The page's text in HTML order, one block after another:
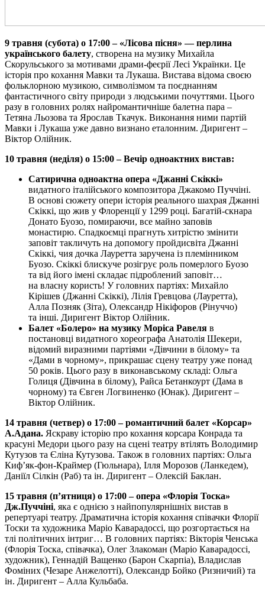
9 травня (субота) о 17:00– «Лісова пісня» — перлина
українського балету, створена на музику Михайла
Скорульського за мотивами драми-феєрії Лесі Українки. Це
історія про кохання Мавки та Лукаша. Вистава відома своєю
фольклорною музикою, символізмом та поєднанням
фантастичного світу природи з людськими почуттями. Цього
разу в головних ролях найромантичніше балетна пара –
Тетяна Льозова та Ярослав Ткачук. Виконання ними партій
Мавки і Лукаша уже давно визнано еталонним. Диригент –
Віктор Олійник.
10 травня (неділя) о 15:00– Вечір одноактних вистав:
Сатирична одноактна опера «Джанні Скіккі»
видатного італійського композитора Джакомо Пуччіні.
В основі сюжету опери історія реального шахрая Джанні
Скіккі, що жив у Флоренції у 1299 році. Багатій-скнара
Донато Буозо, помираючи, все майно заповів
монастирю. Спадкоємці прагнуть хитрістю змінити
заповіт такличуть на допомогу пройдисвіта Джанні
Скіккі, чия дочка Лауретта заручена із племінником
Буозо. Скіккі блискуче розігрує роль померлого Буозо
та від його імені складає підроблений заповіт…
на власну користь! У головних партіях: Михайло
Кірішев (Джанні Скіккі), Лілія Гревцова (Лауретта),
Алла Позняк (Зіта), Олександр Нікіфоров (Рінуччо)
та інші. Диригент Віктор Олійник.
Балет «Болеро» на музику Моріса Равеля в
постановці видатного хореографа Анатолія Шекери,
відомий виразними партіями «Дівчини в білому» та
«Дами в чорному», прикрашає сцену театру уже понад
50 років. Цього разу в виконавському складі: Ольга
Голиця (Дівчина в білому), Райса Бетанкоурт (Дама в
чорному) та Євген Логвиненко (Юнак). Диригент –
Віктор Олійник.
14 травня (четвер) о 17:00– романтичний балет «Корсар»
А.Адана. Яскраву історію про кохання корсара Конрада та
красуні Медори цього разу на сцені театру втілять Володимир
Кутузов та Єліна Кутузова. Також в головних партіях: Ольга
Киф’як-фон-Краймер (Гюльнара), Ілля Морозов (Ланкедем),
Даніїл Сілкін (Раб) та ін. Диригент – Олексій Баклан.
15 травня (п’ятниця) о 17:00 – опера «Флорія Тоска»
Дж.Пуччіні, яка є однією з найпопулярнішніх вистав в
репертуарі театру. Драматична історія кохання співачки Флорії
Тоски та художника Маріо Каварадоссі, що розгортається на
тлі політичних інтриг… В головних партіях: Вікторія Ченська
(Флорія Тоска, співачка), Олег Злакоман (Маріо Каварадоссі,
художник), Геннадій Ващенко (Барон Скарпіа), Владислав
Фоміних (Чезаре Анжелотті), Олександр Бойко (Ризничий) та
ін. Диригент – Алла Кульбаба.